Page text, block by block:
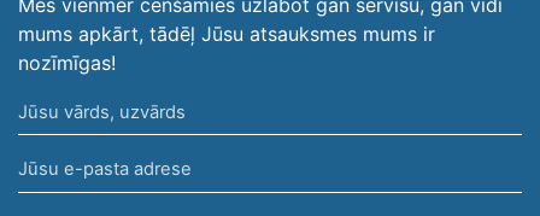
Mēs vienmēr cenšamies uzlabot gan servisu, gan vidi
mums apkārt, tādēļ Jūsu atsauksmes mums ir
nozīmīgas!
Jūsu
vārds,
uzvārds
Jūsu
e-